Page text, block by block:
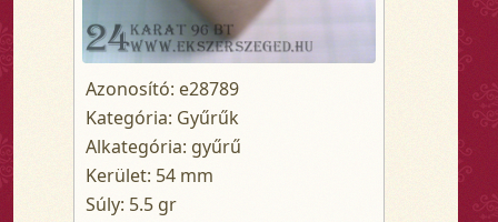
Azonosító: e28789
Kategória: Gyűrűk
Alkategória: gyűrű
Kerület: 54 mm
Súly: 5.5 gr